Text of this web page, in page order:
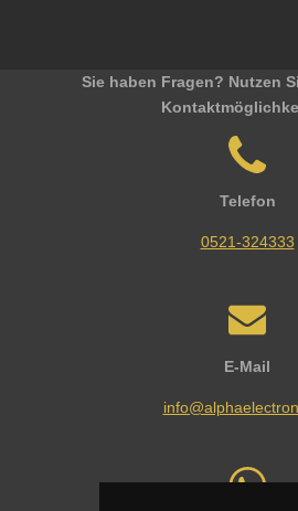
Sie haben Fragen? Nutzen
Telefon
0521-324333
E-Mail